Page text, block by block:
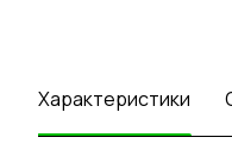
Характеристики